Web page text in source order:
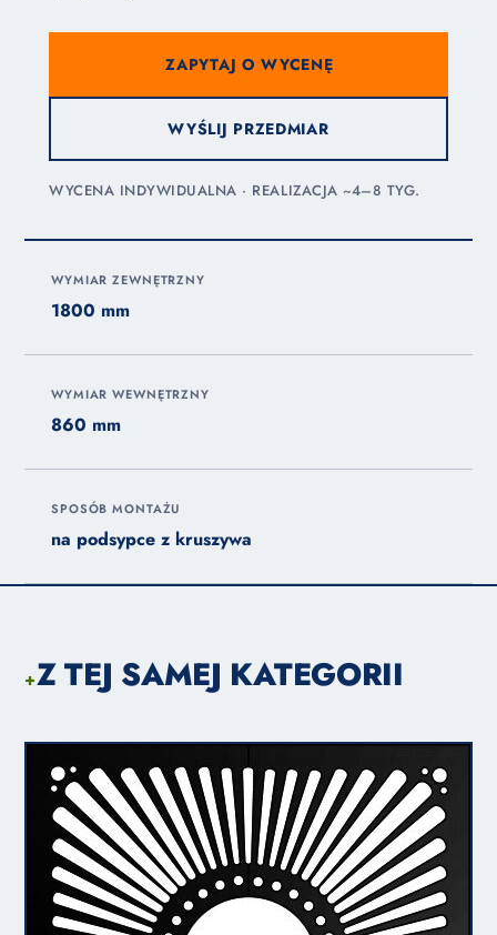
ZAPYTAJ O WYCENĘ
WYŚLIJ PRZEDMIAR
WYCENA INDYWIDUALNA · REALIZACJA ~4–8 TYG.
WYMIAR ZEWNĘTRZNY
1800 mm
WYMIAR WEWNĘTRZNY
860 mm
SPOSÓB MONTAŻU
na podsypce z kruszywa
+Z TEJ SAMEJ KATEGORII